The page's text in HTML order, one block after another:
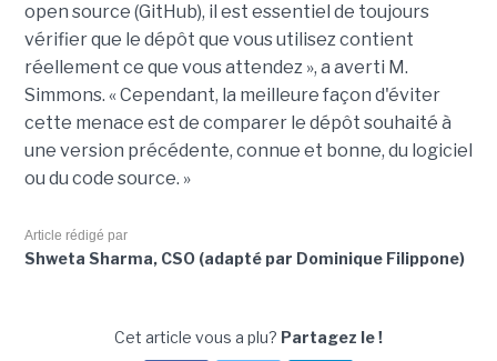
open source (GitHub), il est essentiel de toujours
vérifier que le dépôt que vous utilisez contient
réellement ce que vous attendez », a averti M.
Simmons. « Cependant, la meilleure façon d'éviter
cette menace est de comparer le dépôt souhaité à
une version précédente, connue et bonne, du logiciel
ou du code source. »
Article rédigé par
Shweta Sharma, CSO (adapté par Dominique Filippone)
Cet article vous a plu? Partagez le !